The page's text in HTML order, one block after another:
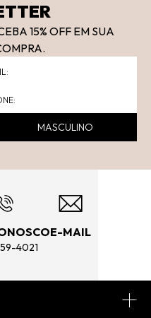
15% OFF EM SUA
MASCULINO
4021
E-MAIL